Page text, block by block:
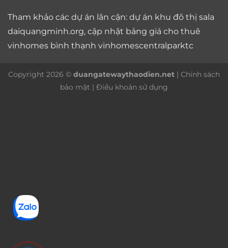
Tham khảo các dự án lân cận: dự án khu đô thị sala
daiquangminh.org, cập nhật bảng giá cho thuê
vinhomes bình thạnh vinhomescentralparktc
Copyright 2026 © duangatewaythaodien.net | Chính sách
bảo mật | Điều khoản sử dụng